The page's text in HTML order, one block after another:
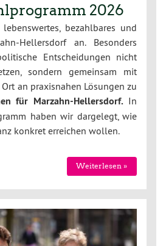
2026
bezahlbares und
Hellersdorf an. Besonders
Entscheidungen nicht
sondern gemeinsam mit
an praxisnahen Lösungen zu
für Marzahn-Hellersdorf.In
haben wir dargelegt, wie
konkret erreichen wollen.
Weiterlesen »